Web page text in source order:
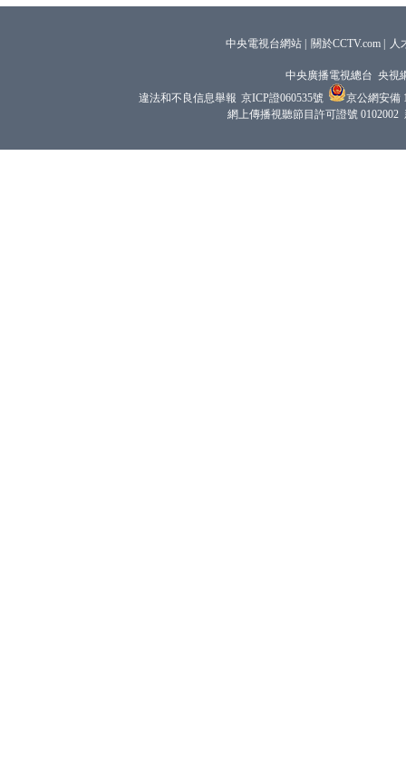
中央電視台網站 關於CCTV.com 人
中央廣播電視總台 央視
違法和不良信息舉報 京ICP證060535號
京公網安備
網上傳播視聽節目許可證號 0102002